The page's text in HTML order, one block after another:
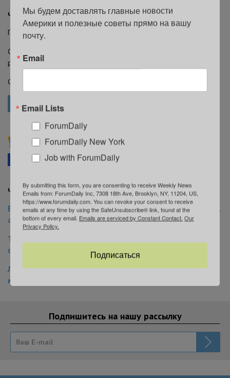
Что дальше
Прокуроры просили установить залог в размере $30 000.
Однако судья Дэниел Куорт определил сумму залога в $10 000 и
распорядился перевести обвиняемую в тюрьму Райкерс-Айленд.
Следующее судебное заседание назначено на 3 сентября.
ЕВРЕИ
Подписывайтесь на ForumDaily NewYork в
Google News
Facebook Telegram
Читайте также на ForumDaily New York:
В Нью-Йорке запустили единое приложение для метро,
автобусов, поездов и паромов
Тысячи жителей Нью-Йорка могут лишиться
фудстемпов: как сохранить выплаты
Леди с лампой: история женщины, которая изменила
медицину и спасла тысячи жизней
Подпишитесь на нашу рассылку
Мы будем доставлять главные новости
Америки и полезные советы прямо на вашу
почту.
Email
Email Lists
ForumDaily
ForumDaily New York
Job with ForumDaily
By submitting this form, you are consenting to receive Weekly News
Emails from: ForumDaily Inc, 7308 18th Ave, Brooklyn, NY, 11204, US,
https://www.forumdaily.com. You can revoke your consent to receive
emails at any time by using the SafeUnsubscribe® link, found at the
bottom of every email. Emails are serviced by Constant Contact. Our
Privacy Policy.
Подписаться